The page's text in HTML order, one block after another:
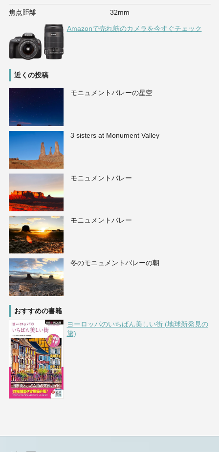
焦点距離 32mm
Amazonで売れ筋のカメラを今すぐチェック
近くの投稿
モニュメントバレーの星空
3 sisters at Monument Valley
モニュメントバレー
モニュメントバレー
冬のモニュメントバレーの朝
おすすめの書籍
ヨーロッパのいちばん美しい街 (地球新発見の
旅)